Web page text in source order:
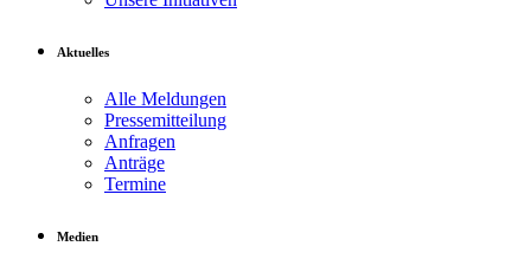
Aktuelles
Alle Meldungen
Pressemitteilung
Anfragen
Anträge
Termine
Medien